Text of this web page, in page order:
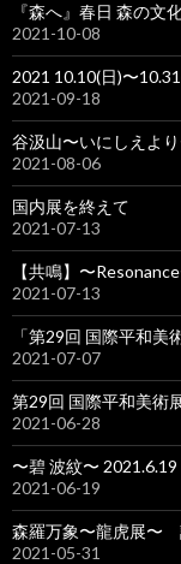
『森へ』春日 森の文
2021-10-08
2021 10.10(日)〜
2021-09-18
谷汲山〜いにしえよ
2021-08-06
国内展を終えて
2021-07-13
【共鳴】〜
2021-07-13
「第29回 国際平和美
2021-07-07
第29回 国際平和美術
2021-06-28
〜碧 波紋〜 2021.6.19
2021-06-19
森羅万象〜龍虎展〜
2021-05-31